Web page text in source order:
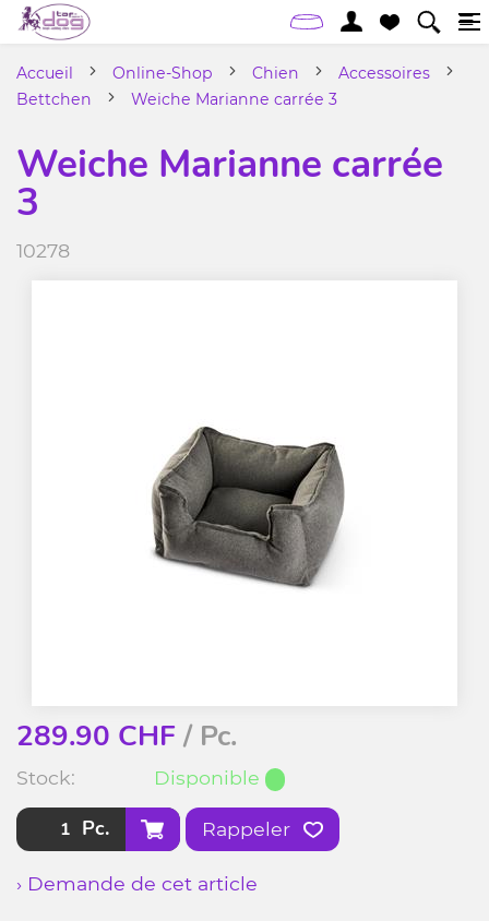
Accueil Online-Shop Chien
Accessoires
Bettchen
Weiche Marianne carrée 3
Weiche Marianne carrée
3
10278
289.90 CHF/ Pc.
Stock: Disponible
Pc. Rappeler
› Demande de cet article